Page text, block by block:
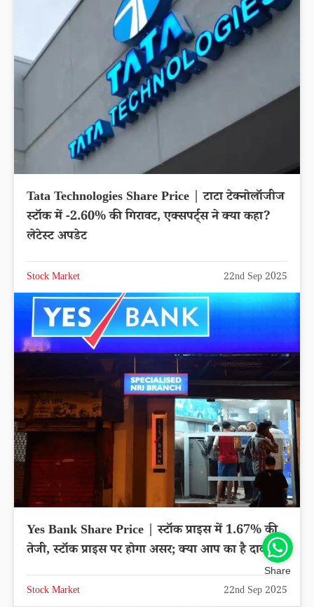
Tata Technologies Share Price | टाटा टेक्नोलॉजीज
स्टॉक में -2.60% की गिरावट, एक्सपर्ट्स ने क्या कहा?
लेटेस्ट अपडेट
Stock Market 22nd Sep 2025
Yes Bank Share Price | स्टॉक प्राइस में 1.67% की
तेजी, स्टॉक प्राइस पर होगा असर; क्या आप का है दाव?
Stock Market 22nd Sep 2025
Share